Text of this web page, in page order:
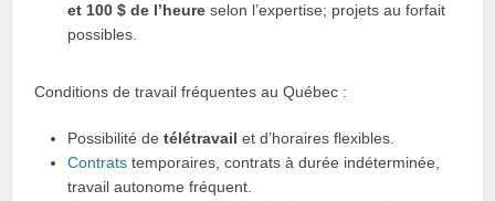
et 100 $ de l’heure selon l’expertise; projets au forfait
possibles.
Conditions de travail fréquentes au Québec :
Possibilité detélétravail et d’horaires flexibles.
Contrats temporaires, contrats à durée indéterminée,
travail autonome fréquent.